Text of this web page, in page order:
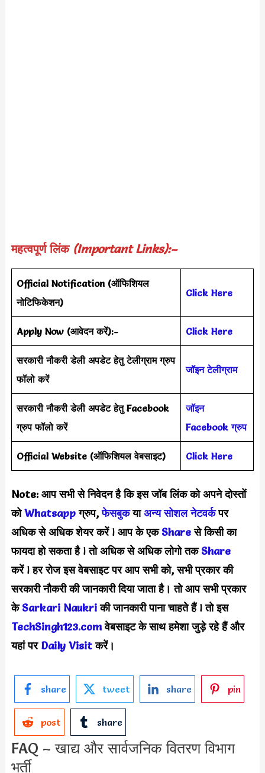
महत्वपूर्ण लिंक (Important Links):–
Official Notification(ऑफिशियल
नोटिफिकेशन)
Click Here
Apply Now (आवेदन करें):- Click Here
सरकारी नौकरी डेली अपडेट हेतु टेलीग्राम ग्रुप
फॉलो करें
जॉइन टेलीग्राम
सरकारी नौकरी डेली अपडेट हेतु Facebook
ग्रुप फॉलो करें
जॉइन
Facebook ग्रुप
Official Website(ऑफिशियल वेबसाइट) Click Here
Note: आप सभी से निवेदन है कि इस जॉब लिंक को अपने दोस्तों
कोWhatsappग्रुप,फेसबुकयाअन्य सोशल नेटवर्कपर
अधिक से अधिक शेयर करेंl आप के एकShareसे किसी का
फायदा हो सकता है lतो अधिक से अधिक लोगो तकShare
करें lहर रोज इस वेबसाइट पर आप सभी को, सभी प्रकार की
सरकारी नौकरी की जानकारी दिया जाता है। तो आप सभी प्रकार
केSarkari Naukriकी जानकारी पाना चाहते हैंlतो इस
TechSingh123.comवेबसाइट के साथ हमेशा जुड़े रहे हैं और
यहां पर Daily Visitकरें।
share tweet share pin
post share
FAQ – खाद्य और सार्वजनिक वितरण विभाग
भर्ती